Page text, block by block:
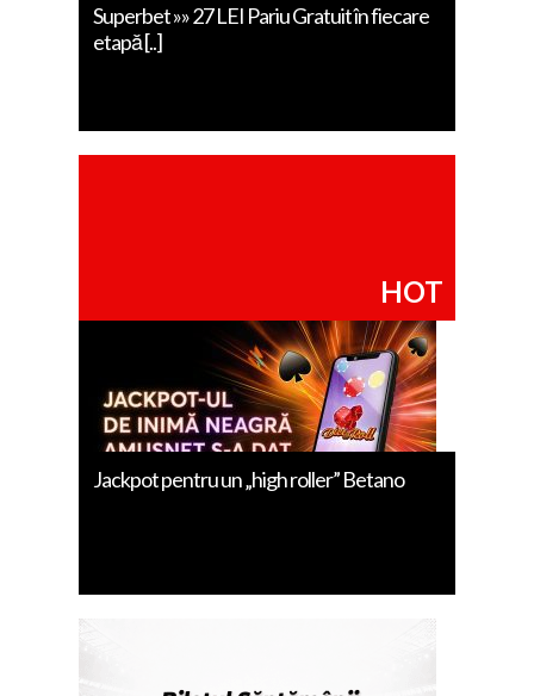
Superbet »» 27 LEI Pariu Gratuit în fiecare
etapă [..]
HOT
Jackpot pentru un „high roller” Betano